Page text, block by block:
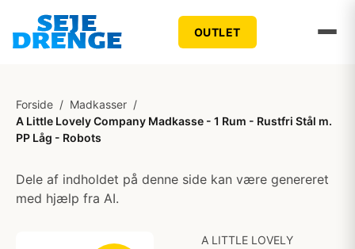
OUTLET
Forside / Madkasser /
A Little Lovely Company Madkasse - 1 Rum - Rustfri Stål m.
PP Låg - Robots
Dele af indholdet på denne side kan være genereret
med hjælp fra AI.
A LITTLE LOVELY